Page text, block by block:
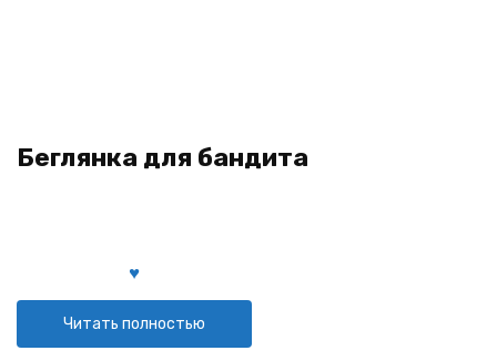
Беглянка для бандита
Читать полностью